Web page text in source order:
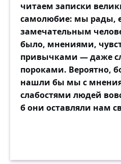
А сколько людей, а
По всякому поводу и
Готовы сказать о
Как телеграмму
Поцеловал, ещё не
Обнял взволнованно
И сразу: — Поверь, я
Не слишком ли часто
читаем записки
самолюбие: мы рады,
замечательным
было, мнениями,
привычками — даже
пороками. Вероятно,
нашли бы мы с
слабостями людей
б они оставляли нам